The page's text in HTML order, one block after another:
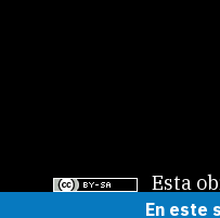
Esta
En este